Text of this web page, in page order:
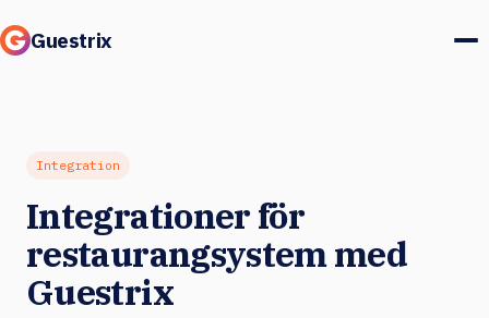
Guestrix
Integrationer
Priser
Kundcase
Integration
Integrationer för
restaurangsystem med
Guestrix